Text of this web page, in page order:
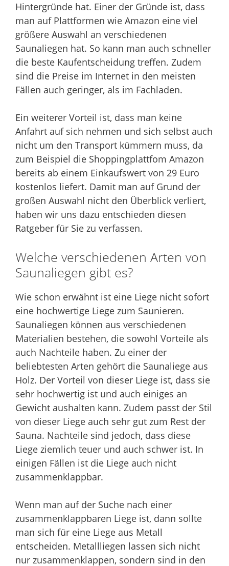
Hintergründe hat. Einer der Gründe ist, dass
man auf Plattformen wie Amazon eine viel
größere Auswahl an verschiedenen
Saunaliegen hat. So kann man auch schneller
die beste Kaufentscheidung treffen. Zudem
sind die Preise im Internet in den meisten
Fällen auch geringer, als im Fachladen.
Ein weiterer Vorteil ist, dass man keine
Anfahrt auf sich nehmen und sich selbst auch
nicht um den Transport kümmern muss, da
zum Beispiel die Shoppingplattfom Amazon
bereits ab einem Einkaufswert von 29 Euro
kostenlos liefert. Damit man auf Grund der
großen Auswahl nicht den Überblick verliert,
haben wir uns dazu entschieden diesen
Ratgeber für Sie zu verfassen.
Welche verschiedenen Arten von
Saunaliegen gibt es?
Wie schon erwähnt ist eine Liege nicht sofort
eine hochwertige Liege zum Saunieren.
Saunaliegen können aus verschiedenen
Materialien bestehen, die sowohl Vorteile als
auch Nachteile haben. Zu einer der
beliebtesten Arten gehört die Saunaliege aus
Holz. Der Vorteil von dieser Liege ist, dass sie
sehr hochwertig ist und auch einiges an
Gewicht aushalten kann. Zudem passt der Stil
von dieser Liege auch sehr gut zum Rest der
Sauna. Nachteile sind jedoch, dass diese
Liege ziemlich teuer und auch schwer ist. In
einigen Fällen ist die Liege auch nicht
zusammenklappbar.
Wenn man auf der Suche nach einer
zusammenklappbaren Liege ist, dann sollte
man sich für eine Liege aus Metall
entscheiden. Metallliegen lassen sich nicht
nur zusammenklappen, sondern sind in den